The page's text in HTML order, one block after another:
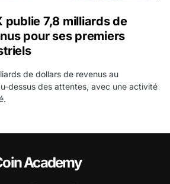
publie 7,8 milliards de
pour ses premiers
de dollars de revenus au
dessus des attentes, avec une activité
Academy